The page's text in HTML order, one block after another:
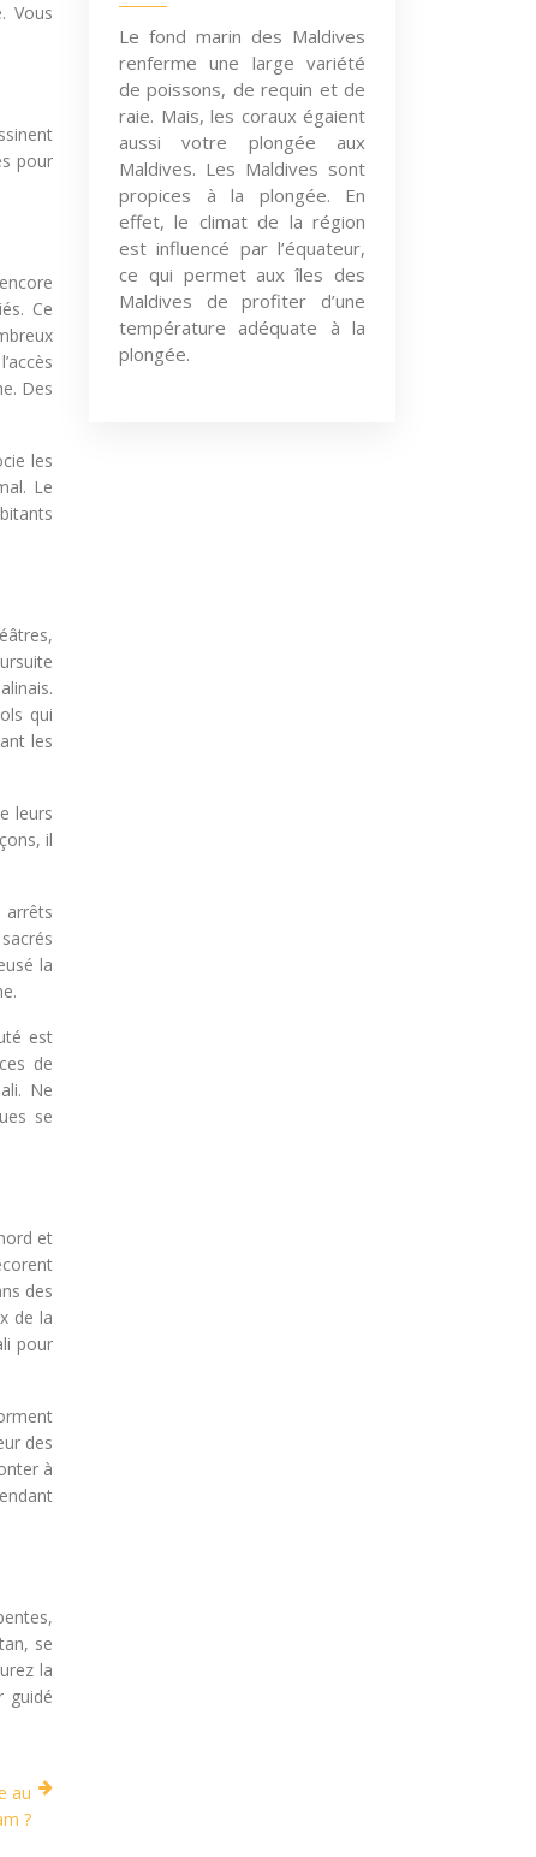
Vous
pour
Ce
Des
les
Le
qui
les
leurs
il
arrêts
la
est
de
Ne
se
et
des
de la
pour
des
à
se
la
guidé
au
?
Le fond marin des Maldives
renferme une large variété
de poissons, de requin et de
raie. Mais, les coraux égaient
aussi votre plongée aux
Maldives. Les Maldives sont
propices à la plongée. En
effet, le climat de la région
est influencé par l’équateur,
ce qui permet aux îles des
Maldives de profiter d’une
température adéquate à la
plongée.